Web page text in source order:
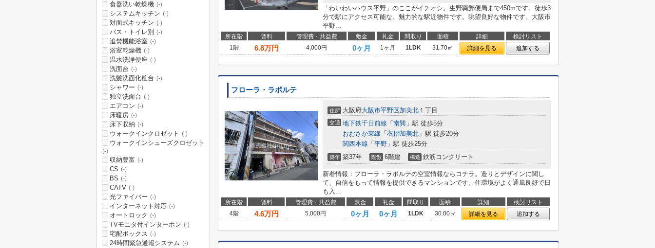
「わいわいハウス平野」のここがイチオシ。生野巽郵便局まで450mです。徒歩3
分で駅にアクセス可能な、魅力的な駅近物件です。眺望良好な物件です。大阪市
平野...
所在階 賃料 管理費・共益費 敷金 礼金 間取り 面積 詳細
検討リスト
1階
6.8万円 4,000円 0ヶ月 1ヶ月 1LDK 31.70㎡ 詳細を見る 追加する
フローラ・ラポルテ
住所 大阪府大阪市平野区加美北 １丁目
交通 地下鉄千日前線 「 南巽 」駅 徒歩5分
おおさか東線 「 衣摺加美北 」駅 徒歩20分
関西本線 「 平野 」駅 徒歩25分
築年 築37年 階数 6階建 構造 鉄筋コンクリート
新着情報：フローラ・ラポルテの空室情報ならコチラ。造りとデザインに関し
て、自信をもって情報を提供できるマンションです。住環境がよく通風良好で日
も入...
所在階 賃料 管理費・共益費 敷金 礼金 間取り 面積 詳細
検討リスト
4階
4.6万円 5,000円 0ヶ月 0ヶ月 1LDK 30.00㎡ 詳細を見る 追加する
食器洗い乾燥機 (-)
システムキッチン (-)
対面式キッチン (-)
バス・トイレ別 (-)
追焚機能浴室 (-)
浴室乾燥機 (-)
温水洗浄便座 (-)
洗面台 (-)
洗髪洗面化粧台 (-)
シャワー (-)
独立洗面台 (-)
エアコン (-)
床暖房 (-)
床下収納 (-)
ウォークインクロゼット (-)
ウォークインシューズクロゼット
(-)
収納豊富 (-)
CS (-)
BS (-)
CATV (-)
光ファイバー (-)
インターネット対応 (-)
オートロック (-)
TVモニタ付インターホン (-)
宅配ボックス (-)
24時間緊急通報システム (-)